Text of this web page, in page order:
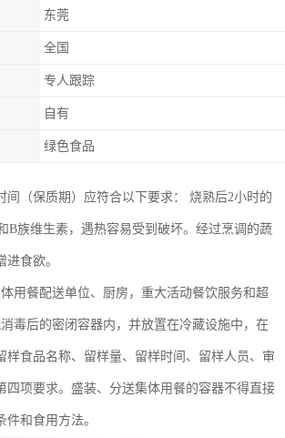
东莞
全国
专人跟踪
自有
绿色食品
（保质期）应符合以下要求： 烧熟后2小时的
族维生素，遇热容易受到破坏。经过烹调的蔬
食欲。
用餐配送单位、厨房，重大活动餐饮服务和超
毒后的密闭容器内，并放置在冷藏设施中，在
食品名称、留样量、留样时间、留样人员、审
项要求。盛装、分送集体用餐的容器不得直接
和食用方法。